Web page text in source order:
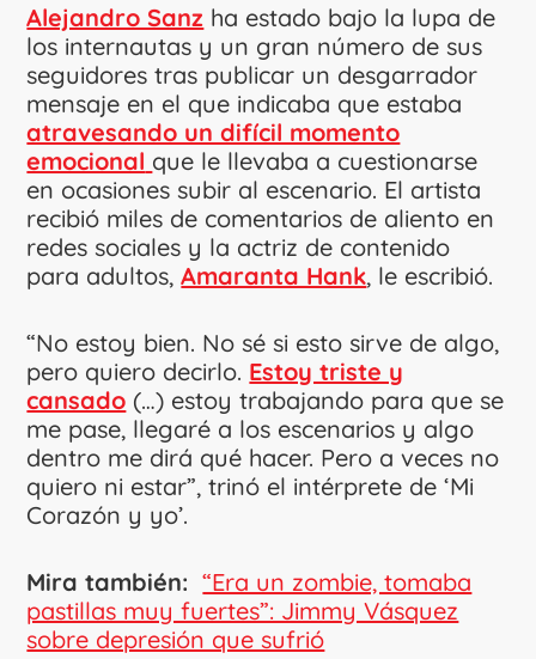
Alejandro Sanz ha estado bajo la lupa de
los internautas y un gran número de sus
seguidores tras publicar un desgarrador
mensaje en el que indicaba que estaba
atravesando un difícil momento
emocional que le llevaba a cuestionarse
en ocasiones subir al escenario. El artista
recibió miles de comentarios de aliento en
redes sociales y la actriz de contenido
para adultos,Amaranta Hank, le escribió.
“No estoy bien. No sé si esto sirve de algo,
pero quiero decirlo. Estoy triste y
cansado (…) estoy trabajando para que se
me pase, llegaré a los escenarios y algo
dentro me dirá qué hacer. Pero a veces no
quiero ni estar”, trinó el intérprete de ‘Mi
Corazón y yo’.
Mira también:“Era un zombie, tomaba
pastillas muy fuertes”: Jimmy Vásquez
sobre depresión que sufrió